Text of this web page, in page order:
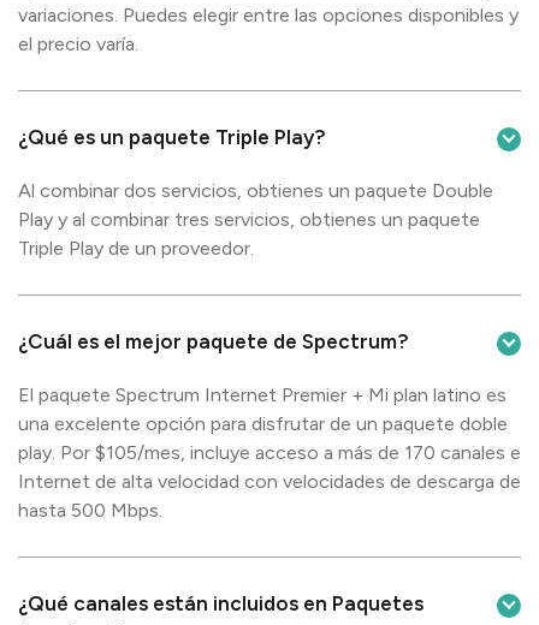
variaciones. Puedes elegir entre las opciones disponibles y
el precio varía.
¿Qué es un paquete Triple Play?
Al combinar dos servicios, obtienes un paquete Double
Play y al combinar tres servicios, obtienes un paquete
Triple Play de un proveedor.
¿Cuál es el mejor paquete de Spectrum?
El paquete Spectrum Internet Premier + Mi plan latino es
una excelente opción para disfrutar de un paquete doble
play. Por $105/mes, incluye acceso a más de 170 canales e
Internet de alta velocidad con velocidades de descarga de
hasta 500 Mbps.
¿Qué canales están incluidos en Paquetes